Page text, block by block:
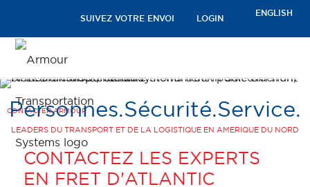
SUIVEZ VOTRE ENVOI LOGIN ENGLISH
Personnes.Sécurité.Service.
LEADERS DU TRANSPORT ET DE LA LOGISTIQUE EN AMERIQUE DU NORD
CONTACTER ARMOUR
CONTACTEZ LES EXPERTS
EN FRET D'ATLANTIC